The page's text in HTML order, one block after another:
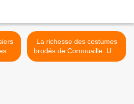
La richesse des costumes
brodés de Cornouaille. Une
expo magnifique au